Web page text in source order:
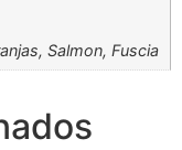
Salmon, Fuscia